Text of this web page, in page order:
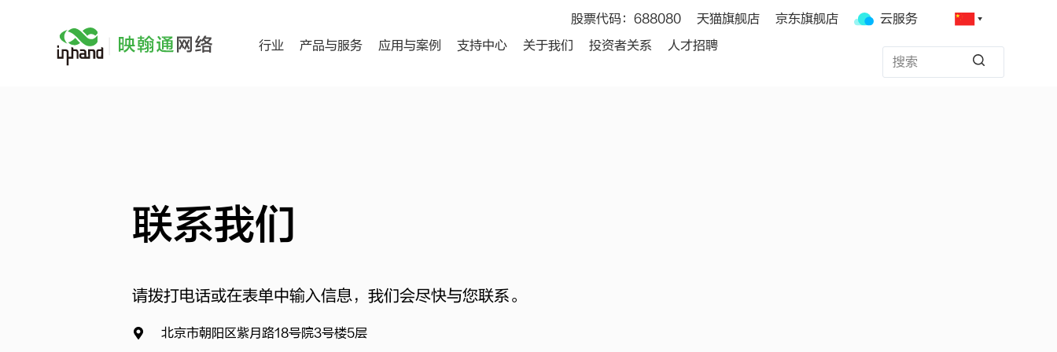
股票代码：688080 天猫旗舰店 京东旗舰店
云服务
行业
产品与服务 应用与案例 支持中心 关于我们 投资者关系 人才招聘
联系我们
请拨打电话或在表单中输入信息，我们会尽快与您联系。
北京市朝阳区紫月路18号院3号楼5层